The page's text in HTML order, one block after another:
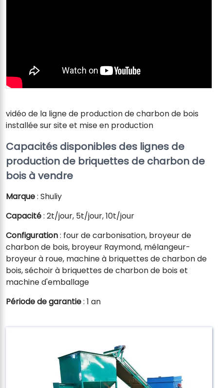
vidéo de la ligne de production de charbon de bois
installée sur site et mise en production
Capacités disponibles des lignes de
production de briquettes de charbon de
bois à vendre
Marque: Shuliy
Capacité: 2t/jour, 5t/jour, 10t/jour
Configuration: four de carbonisation, broyeur de
charbon de bois, broyeur Raymond, mélangeur-
broyeur à roue, machine à briquettes de charbon de
bois, séchoir à briquettes de charbon de bois et
machine d'emballage
Période de garantie: 1 an